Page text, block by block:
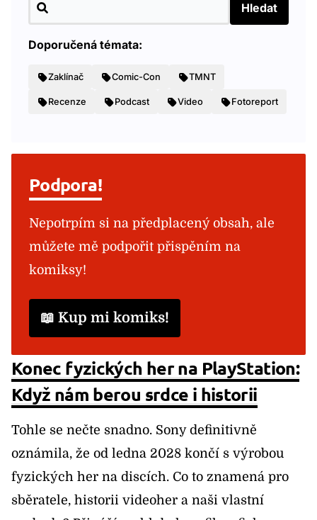
Hledat
Doporučená témata:
Zaklínač Comic-Con TMNT
Recenze Podcast Video Fotoreport
Podpora!
Nepotrpím si na předplacený obsah, ale
můžete mě podpořit přispěním na
komiksy!
📖 Kup mi komiks!
Konec fyzických her na PlayStation:
Když nám berou srdce i historii
Tohle se nečte snadno. Sony definitivně
oznámila, že od ledna 2028 končí s výrobou
fyzických her na discích. Co to znamená pro
sběratele, historii videoher a naši vlastní